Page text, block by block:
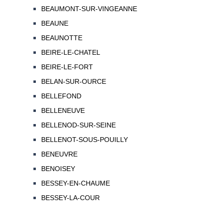
BEAUMONT-SUR-VINGEANNE
BEAUNE
BEAUNOTTE
BEIRE-LE-CHATEL
BEIRE-LE-FORT
BELAN-SUR-OURCE
BELLEFOND
BELLENEUVE
BELLENOD-SUR-SEINE
BELLENOT-SOUS-POUILLY
BENEUVRE
BENOISEY
BESSEY-EN-CHAUME
BESSEY-LA-COUR